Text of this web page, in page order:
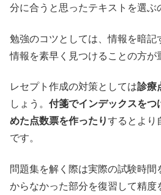
分に合うと思ったテキストを選ぶ
勉強のコツとしては、情報を暗記
情報を素早く見つけることの方が
レセプト作成の対策としては診療
しょう。 付箋でインデックスをつ
めた点数票を作ったりするとより
です。
問題集を解く際は実際の試験時
からなかった部分を復習して精度